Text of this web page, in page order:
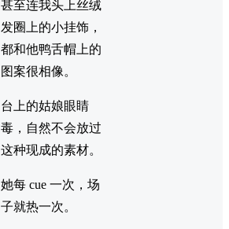
甚至连我头上丝绒
发圈上的小挂饰，
都和他鸭舌帽上的
图案很相像。
台上的姑娘眼睛
毒，自然不会放过
这种现成的素材。
她每 cue 一次，场
子就热一次。